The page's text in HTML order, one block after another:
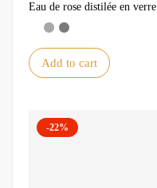
Eau de rose distilée en verre
Add to cart
-22%